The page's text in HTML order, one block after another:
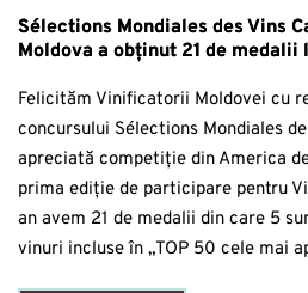
Sélections Mondiales des Vins
Moldova a obținut 21 de medalii
Felicităm Vinificatorii Moldovei cu
concursului Sélections Mondiales
apreciată competiție din America
prima ediție de participare pentru
an avem 21 de medalii din care 5
vinuri incluse în „TOP 50 cele mai